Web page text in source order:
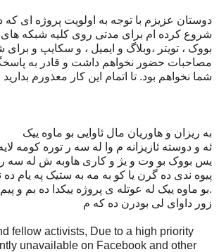
دوستان عزیزم با توجه به اولویت پروژه ای
شروع کرده ام برای مدتی روی کلیه شبکه
بووک ، تویتر ،وبلاگ و ایمیل ، و سکایپ و
مصاحبات حضور نخواهم داشت و قادر به
شما نخواهم بود. تا اتمام این کار معذورم بدارید
به ریزان و هاوریان مال ئاوایی بو ماوه ییک
ئه و دوسته ئازیزانه م وا له سه ر توره کومه
یس بووک بو وت و یژ و کاری هاوبه ش له سه ر
پیوه ندی ده گرن یا کو به مه به ستیک په یام ده
بو ماوه ییک له عوتله ی پروژه ییکدا ده بم و.
زور داوای لی بودرن ده که م
fellow activists, Due to a high priority
unavailable on Facebook and other